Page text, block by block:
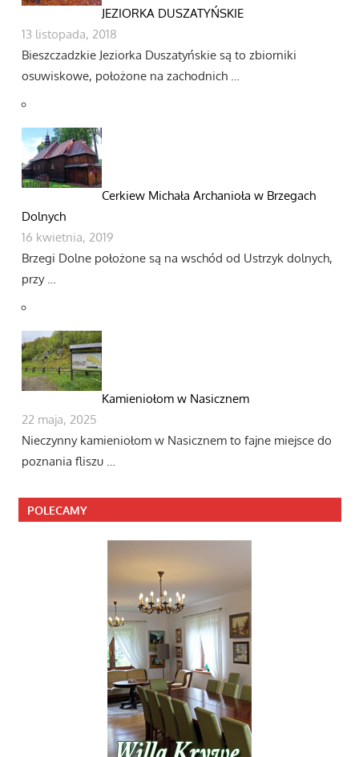
JEZIORKA DUSZATYŃSKIE
13 listopada, 2018
Bieszczadzkie Jeziorka Duszatyńskie są to zbiorniki
osuwiskowe, położone na zachodnich …
Cerkiew Michała Archanioła w Brzegach
Dolnych
16 kwietnia, 2019
Brzegi Dolne położone są na wschód od Ustrzyk dolnych,
przy …
Kamieniołom w Nasicznem
22 maja, 2025
Nieczynny kamieniołom w Nasicznem to fajne miejsce do
poznania fliszu …
POLECAMY